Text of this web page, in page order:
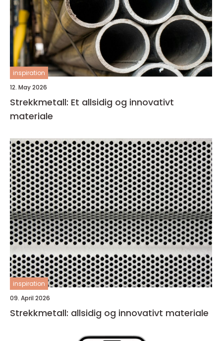
inspiration
12. May 2026
Strekkmetall: Et allsidig og innovativt
materiale
inspiration
09. April 2026
Strekkmetall: allsidig og innovativt materiale